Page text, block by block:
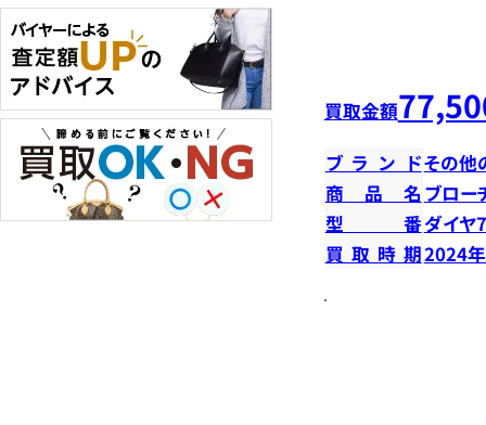
買取金額
ブランドその他
商品名 ブロー
型番ダイヤ
買取時期2024